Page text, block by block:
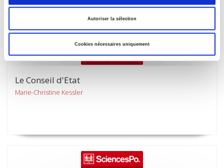
Autoriser la sélection
Cookies nécessaires uniquement
Le Conseil d'Etat
Marie-Christine Kessler